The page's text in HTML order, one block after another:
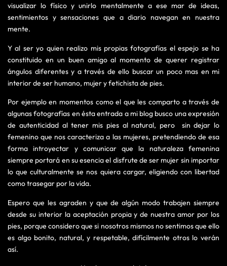
visualizar lo físico y unirlo mentalmente a ese mar de ideas,
sentimientos y sensaciones que a diario navegan en nuestra
mente.
Y al ser yo quien realizo mis propias fotografías el espejo se ha
constituido en un buen amigo al momento de querer registrar
ángulos diferentes y a través de ello buscar un poco mas en mi
interior de ser humano, mujer y fetichista de pies.
Por ejemplo en momentos como el que les comparto a través de
algunas fotografías en ésta entrada a mi blog busco una expresión
de autenticidad al tener mis pies al natural, pero sin dejar lo
femenino que nos caracteriza a las mujeres, pretendiendo de esa
forma introyectar y comunicar que la naturaleza femenina
siempre portará en su esencia el disfrute de ser mujer sin importar
lo que culturalmente se nos quiera cargar, eligiendo con libertad
como trasegar por la vida.
Espero que les agraden y que de algún modo trabajen siempre
desde su interior la aceptación propia y de nuestra amor por los
pies, porque considero que si nosotros mismos no sentimos que ello
es algo bonito, natural, y respetable, difícilmente otros lo verán
así.